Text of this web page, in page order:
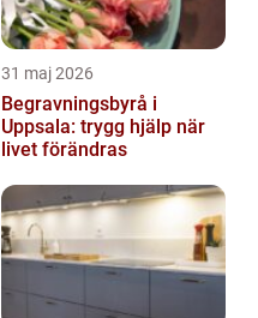
31 maj 2026
Begravningsbyrå i
Uppsala: trygg hjälp när
livet förändras